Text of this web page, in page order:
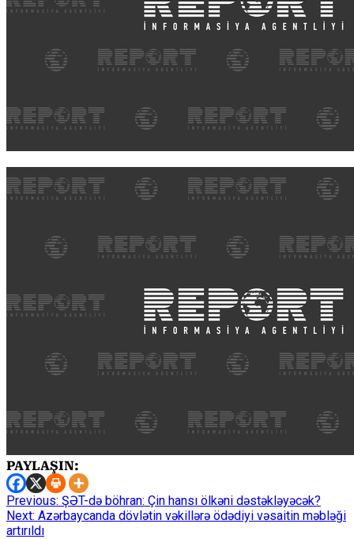
PAYLAŞIN:
Continue
Reading
Previous: ŞƏT-də böhran: Çin hansı ölkəni dəstəkləyəcək?
Next: Azərbaycanda dövlətin vəkillərə ödədiyi vəsaitin məbləği
artırıldı